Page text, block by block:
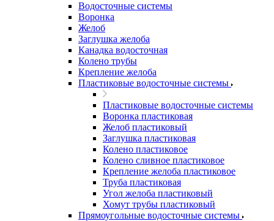
Водосточные системы
Воронка
Желоб
Заглушка желоба
Канадка водосточная
Колено трубы
Крепление желоба
Пластиковые водосточные системы
Пластиковые водосточные системы
Воронка пластиковая
Желоб пластиковый
Заглушка пластиковая
Колено пластиковое
Колено сливное пластиковое
Крепление желоба пластиковое
Труба пластиковая
Угол желоба пластиковый
Хомут трубы пластиковый
Прямоугольные водосточные системы